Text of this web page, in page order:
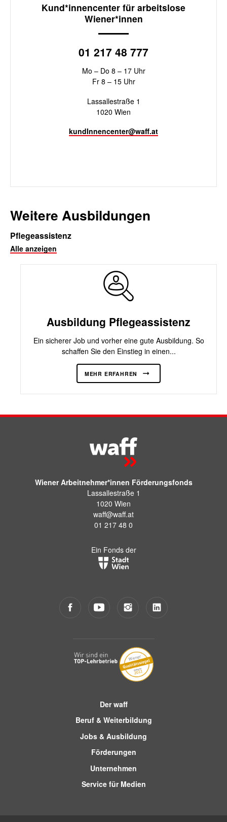
Kund*innencenter für arbeitslose
Wiener*innen
01 217 48 777
Mo – Do 8 – 17 Uhr
Fr 8 – 15 Uhr
Lassallestraße 1
1020 Wien
kundInnencenter@waff.at
Weitere Ausbildungen
Pflegeassistenz
Alle anzeigen
Ausbildung Pflegeassistenz
Ein sicherer Job und vorher eine gute Ausbildung. So
schaffen Sie den Einstieg in einen...
MEHR ERFAHREN
Wiener Arbeitnehmer*innen Förderungsfonds
Lassallestraße 1
1020 Wien
waff@waff.at
01 217 48 0
Ein Fonds der
Der waff
Beruf & Weiterbildung
Jobs & Ausbildung
Förderungen
Unternehmen
Service für Medien